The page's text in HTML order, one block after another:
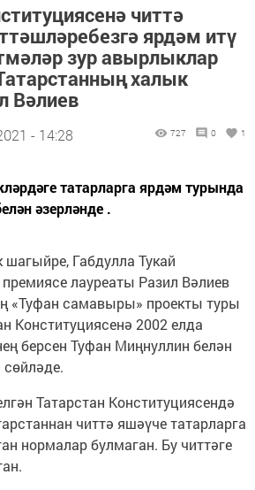
читтә
ярдәм итү
зур авырлыклар
халык
Вәлиев
- 14:28 727 0 1
татарларга ярдәм турында
әзерләнде .
Габдулла Тукай
лауреаты Разил Вәлиев
«Туфан самавыры» проекты туры
Конституциясенә 2002 елда
берсен Туфан Миңнуллин белән
сөйләде.
Татарстан Конституциясендә
читтә яшәүче татарларга
нормалар булмаган. Бу читтәге